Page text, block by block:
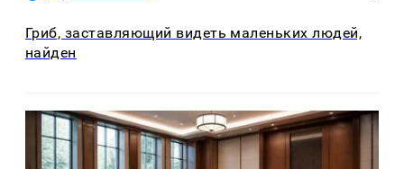
Гриб, заставляющий видеть маленьких людей,
найден